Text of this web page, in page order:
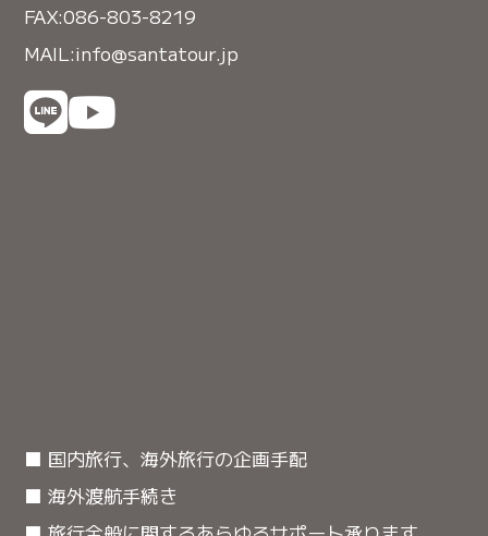
FAX:086-803-8219
MAIL:info@santatour.jp
■ 国内旅行、海外旅行の企画手配
■ 海外渡航手続き